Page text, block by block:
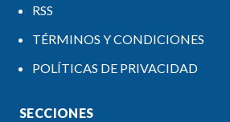
RSS
TÉRMINOS Y CONDICIONES
POLÍTICAS DE PRIVACIDAD
SECCIONES